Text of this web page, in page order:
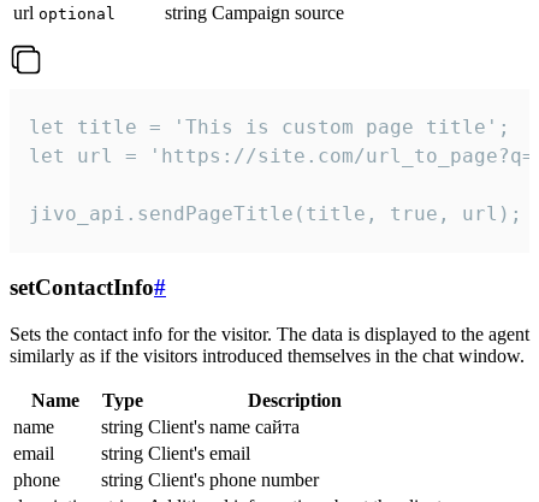
url optional string Campaign source
let title = 'This is custom page title';
let url = 'https://site.com/
jivo_api.sendPageTitle(title, true, url);
setContactInfo#
Sets the contact info for the visitor. The data is displayed to the agent
similarly as if the visitors introduced themselves in the chat window.
Name Type
Description
name
string Client's name сайта
email
string Client's email
phone
string Client's phone number